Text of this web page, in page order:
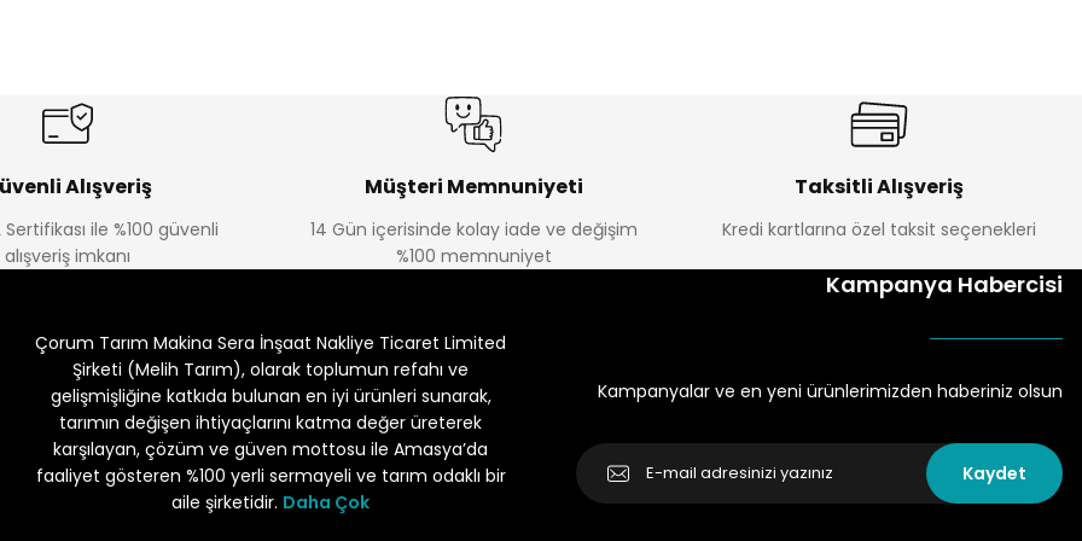
Tarıma
akibeti 2024 yazına belli
Alışveriş
Sertifikası ile %100 güvenli
alışveriş imkanı
Müşteri Memnuniyeti
14 Gün içerisinde kolay iade ve değişim
%100 memnuniyet
Taksitli Alışveriş
Kredi kartlarına özel taksit seçenekleri
Çorum Tarım Makina Sera İnşaat Nakliye Ticaret Limited
Şirketi (Melih Tarım), olarak toplumun refahı ve
gelişmişliğine katkıda bulunan en iyi ürünleri sunarak,
tarımın değişen ihtiyaçlarını katma değer üreterek
karşılayan, çözüm ve güven mottosu ile Amasya’da
faaliyet gösteren %100 yerli sermayeli ve tarım odaklı bir
aile şirketidir. Daha Çok
Kampanya Habercisi
Kampanyalar ve en yeni ürünlerimizden haberiniz olsun
Kaydet